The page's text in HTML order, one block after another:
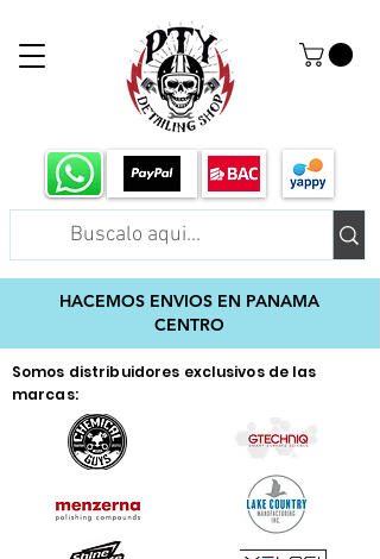
HACEMOS ENVIOS EN PANAMA
CENTRO
Somos distribuidores exclusivos de las
marcas: